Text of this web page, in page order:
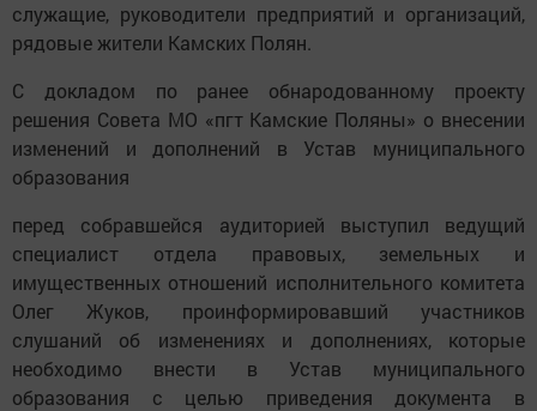
служащие, руководители предприятий и организаций,
рядовые жители Камских Полян.
С докладом по ранее обнародованному проекту
решения Совета МО «пгт Камские Поляны» о внесении
изменений и дополнений в Устав муниципального
образования
перед собравшейся аудиторией выступил ведущий
специалист отдела правовых, земельных и
имущественных отношений исполнительного комитета
Олег Жуков, проинформировавший участников
слушаний об изменениях и дополнениях, которые
необходимо внести в Устав муниципального
образования с целью приведения документа в